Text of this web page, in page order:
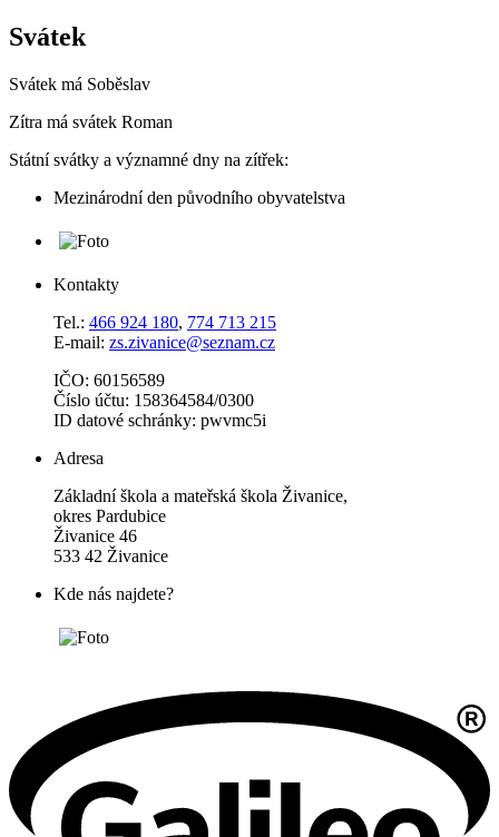
Svátek
Svátek má Soběslav
Zítra má svátek Roman
Státní svátky a významné dny na zítřek:
Mezinárodní den původního obyvatelstva
Kontakty
Tel.: 466 924 180, 774 713 215
E-mail: zs.zivanice@seznam.cz
IČO: 60156589
Číslo účtu: 158364584/0300
ID datové schránky: pwvmc5i
Adresa
Základní škola a mateřská škola Živanice,
okres Pardubice
Živanice 46
533 42 Živanice
Kde nás najdete?